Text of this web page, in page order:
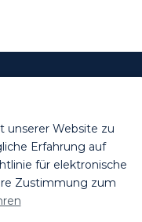
unserer Website zu
Erfahrung auf
für elektronische
Zustimmung zum
VOR
Die Angebote in
in der selbstständigen,
Alle unsere Preise im